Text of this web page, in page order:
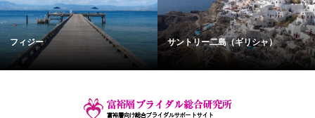
フィジー サントリー二島（ギリシャ）